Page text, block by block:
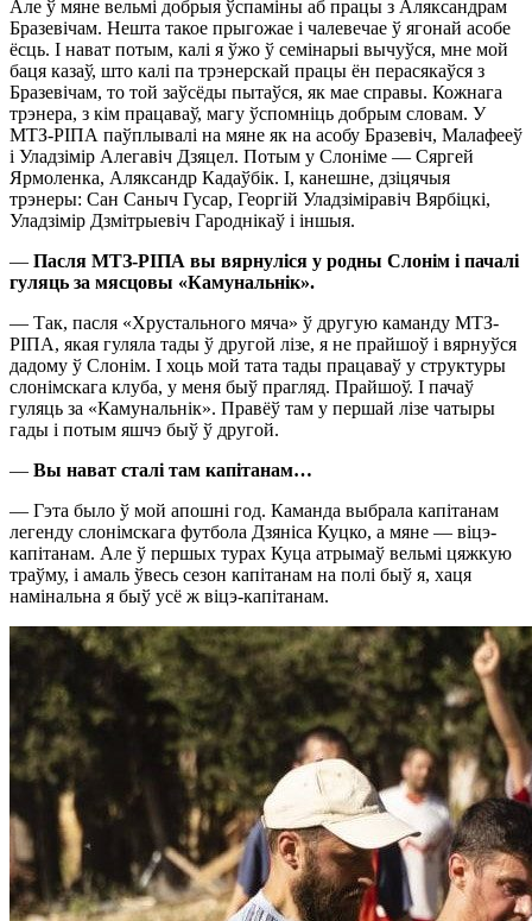
Але ў мяне вельмі добрыя ўспаміны аб працы з Аляксандрам
Бразевічам. Нешта такое прыгожае і чалевечае ў ягонай асобе
ёсць. І нават потым, калі я ўжо ў семінарыі вычуўся, мне мой
баця казаў, што калі па трэнерскай працы ён перасякаўся з
Бразевічам, то той заўсёды пытаўся, як мае справы. Кожнага
трэнера, з кім працаваў, магу ўспомніць добрым словам. У
МТЗ-РІПА паўплывалі на мяне як на асобу Бразевіч, Малафееў
і Уладзімір Алегавіч Дзяцел. Потым у Слоніме — Сяргей
Ярмоленка, Аляксандр Кадаўбік. І, канешне, дзіцячыя
трэнеры: Сан Саныч Гусар, Георгій Уладзіміравіч Вярбіцкі,
Уладзімір Дзмітрыевіч Гароднікаў і іншыя.
— Пасля МТЗ-РІПА вы вярнуліся у родны Слонім і пачалі
гуляць за мясцовы «Камунальнік».
— Так, пасля «Хрустального мяча» ў другую каманду МТЗ-
РІПА, якая гуляла тады ў другой лізе, я не прайшоў і вярнуўся
дадому ў Слонім. І хоць мой тата тады працаваў у структуры
слонімскага клуба, у меня быў прагляд. Прайшоў. І пачаў
гуляць за «Камунальнік». Правёў там у першай лізе чатыры
гады і потым яшчэ быў ў другой.
— Вы нават сталі там капітанам…
— Гэта было ў мой апошні год. Каманда выбрала капітанам
легенду слонімскага футбола Дзяніса Куцко, а мяне — віцэ-
капітанам. Але ў першых турах Куца атрымаў вельмі цяжкую
траўму, і амаль ўвесь сезон капітанам на полі быў я, хаця
намінальна я быў усё ж віцэ-капітанам.